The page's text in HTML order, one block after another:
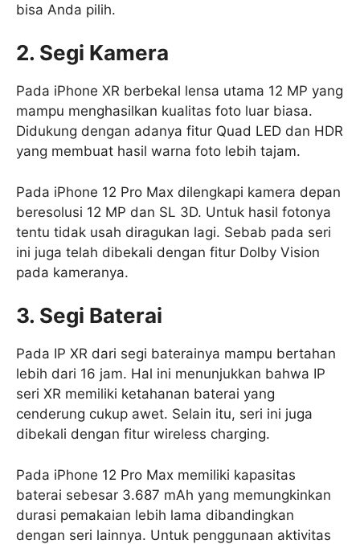
bisa Anda pilih.
2. Segi Kamera
Pada iPhone XR berbekal lensa utama 12 MP yang
mampu menghasilkan kualitas foto luar biasa.
Didukung dengan adanya fitur Quad LED dan HDR
yang membuat hasil warna foto lebih tajam.
Pada iPhone 12 Pro Max dilengkapi kamera depan
beresolusi 12 MP dan SL 3D. Untuk hasil fotonya
tentu tidak usah diragukan lagi. Sebab pada seri
ini juga telah dibekali dengan fitur Dolby Vision
pada kameranya.
3. Segi Baterai
Pada IP XR dari segi baterainya mampu bertahan
lebih dari 16 jam. Hal ini menunjukkan bahwa IP
seri XR memiliki ketahanan baterai yang
cenderung cukup awet. Selain itu, seri ini juga
dibekali dengan fitur wireless charging.
Pada iPhone 12 Pro Max memiliki kapasitas
baterai sebesar 3.687 mAh yang memungkinkan
durasi pemakaian lebih lama dibandingkan
dengan seri lainnya. Untuk penggunaan aktivitas